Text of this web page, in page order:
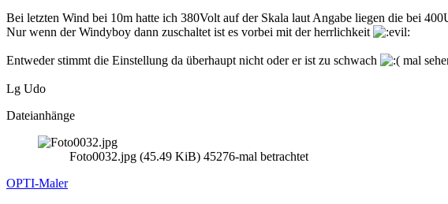
Bei letzten Wind bei 10m hatte ich 380Volt auf der Skala laut Angabe liegen die bei
Nur wenn der Windyboy dann zuschaltet ist es vorbei mit der herrlichkeit
Entweder stimmt die Einstellung da überhaupt nicht oder er ist zu schwach mal
Lg Udo
Dateianhänge
Foto0032.jpg (45.49 KiB) 45276-mal betrachtet
OPTI-Maler